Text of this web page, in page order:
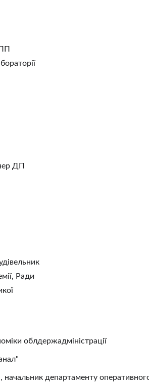
Ради
ДП
облдержадміністрації
начальник департаменту